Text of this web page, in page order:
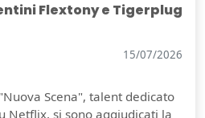
Flextony e Tigerplug
15/07/2026
Scena", talent dedicato
Netflix, si sono aggiudicati la